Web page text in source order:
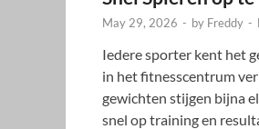
May 29, 2026 - by Freddy -
Iedere sporter kent het
in het fitnesscentrum
gewichten stijgen bijna
snel op training en